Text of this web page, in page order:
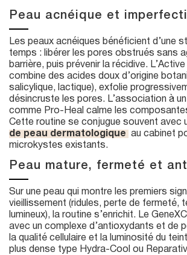
Peau acnéique et
Les peaux acnéiques bénéficient d’une
temps : libérer les pores obstrués sans
barrière, puis prévenir la récidive. L’Active
combine des acides doux d’origine
salicylique, lactique), exfolie
désincruste les pores. L’association à
comme Pro-Heal calme les
Cette routine se conjugue souvent avec
de peau dermatologique
au cabinet
microkystes existants.
Peau mature, fermeté et
Sur une peau qui montre les premiers
vieillissement (ridules, perte de fermeté,
lumineux), la routine s’enrichit. Le
avec un complexe d’antioxydants et de
la qualité cellulaire et la luminosité du
plus dense type Hydra-Cool ou